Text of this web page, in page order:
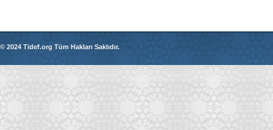
© 2024 Tidef.org Tüm Hakları Saklıdır.